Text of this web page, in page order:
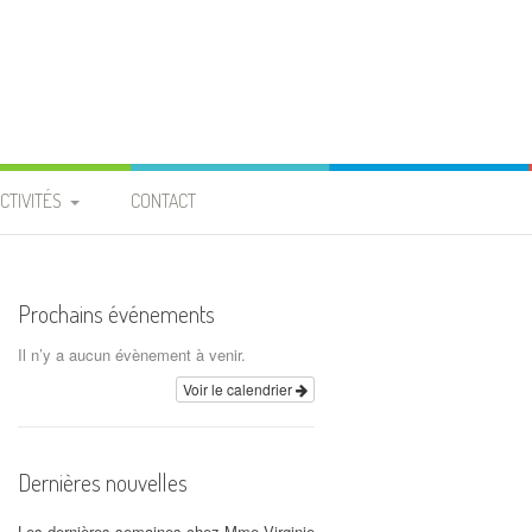
PROJET « PIGEONNIER » À
ARCHIVES
CONTACT
Prochains événements
Il n’y a aucun évènement à venir.
Voir le calendrier
Dernières nouvelles